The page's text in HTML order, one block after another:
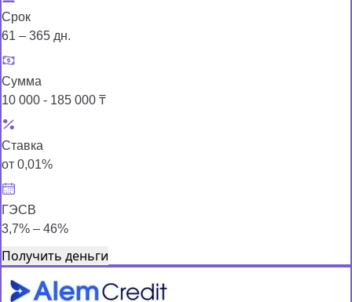
Срок
61 – 365 дн.
Сумма
10 000 - 185 000 ₸
Ставка
от 0,01%
ГЭСВ
3,7% – 46%
Получить деньги